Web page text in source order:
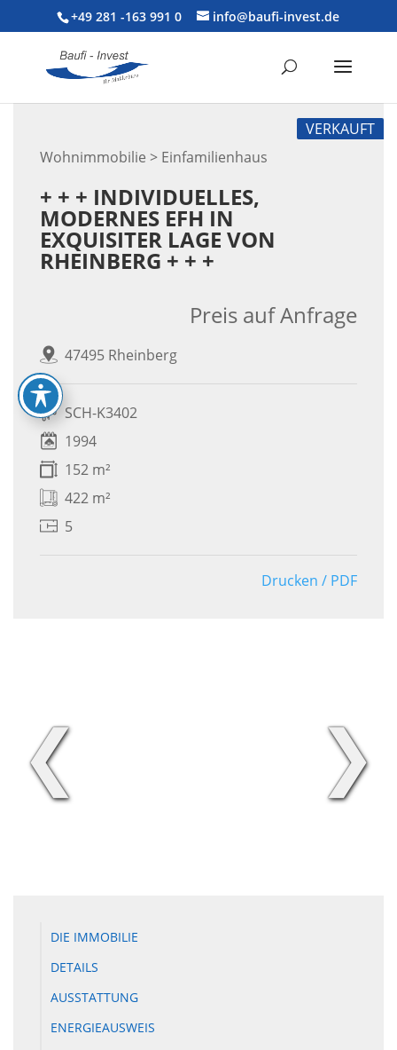
+49 281 -163 991 0 info@baufi-invest.de
Wohnimmobilie > Einfamilienhaus
VERKAUFT
+ + + INDIVIDUELLES,
MODERNES EFH IN
EXQUISITER LAGE VON
RHEINBERG + + +
47495 Rheinberg
Preis auf Anfrage
SCH-K3402
1994
152 m²
422 m²
5
Drucken / PDF
❮ ❯
DIE IMMOBILIE
DETAILS
AUSSTATTUNG
ENERGIEAUSWEIS